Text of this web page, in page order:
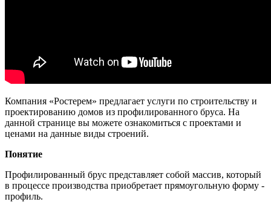
Компания «Ростерем» предлагает услуги по строительству и
проектированию домов из профилированного бруса. На
данной странице вы можете ознакомиться с проектами и
ценами на данные виды строений.
Понятие
Профилированный брус представляет собой массив, который
в процессе производства приобретает прямоугольную форму -
профиль.